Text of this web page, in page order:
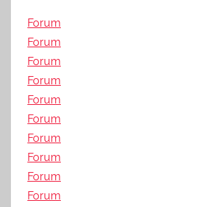
Forum
Forum
Forum
Forum
Forum
Forum
Forum
Forum
Forum
Forum